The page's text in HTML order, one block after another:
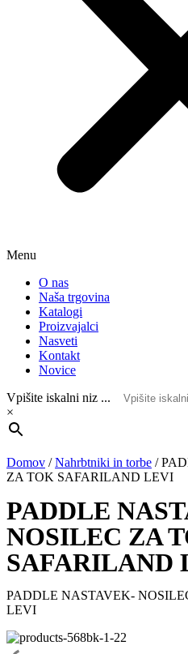
Menu
O nas
Naša trgovina
Katalogi
Proizvajalci
Nasveti
Kontakt
Novice
Vpišite iskalni niz ...
×
Domov /Nahrbtniki in torbe /
ZA TOK SAFARILAND LEVI
PADDLE
NOSILEC ZA
SAFARILAND
PADDLE NASTAVEK-
LEVI